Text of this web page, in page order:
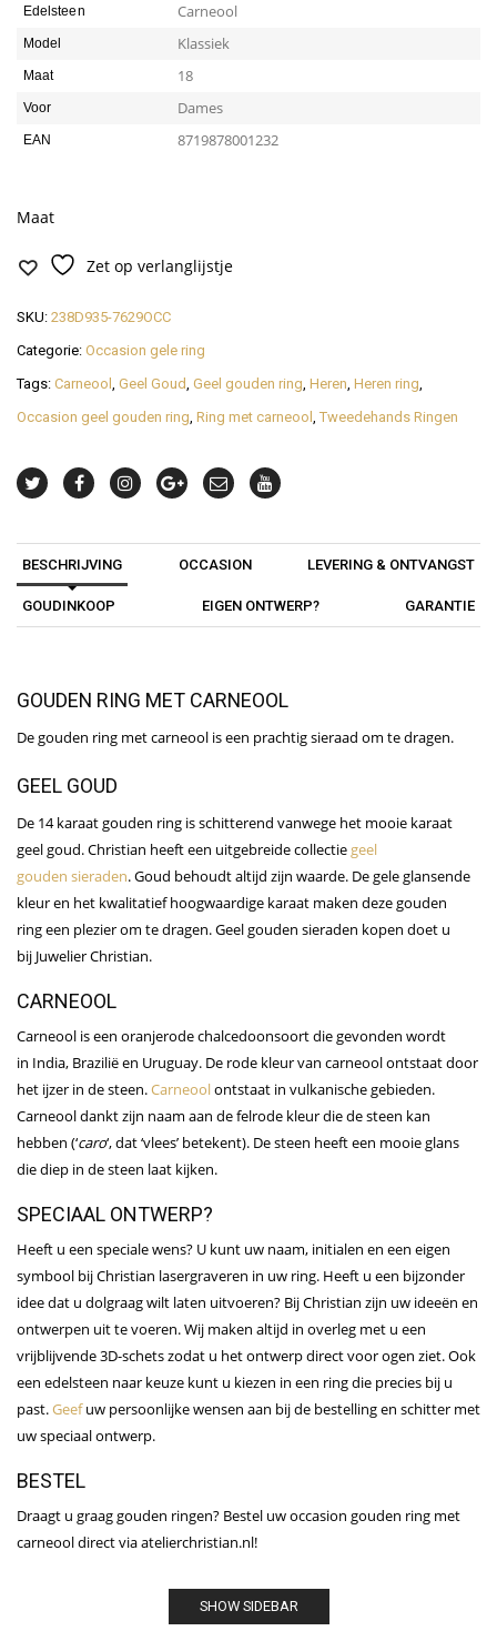
Edelsteen Carneool
Model Klassiek
Maat 18
Voor Dames
EAN 8719878001232
Maat
Zet op verlanglijstje
SKU: 238D935-7629OCC
Categorie: Occasion gele ring
Tags: Carneool , Geel Goud, Geel gouden ring, Heren, Heren ring,
Occasion geel gouden ring, Ring met carneool , Tweedehands Ringen
BESCHRIJVING OCCASION LEVERING & ONTVANGST
GOUDINKOOP EIGEN ONTWERP? GARANTIE
GOUDEN RING MET CARNEOOL
De gouden ring met carneool is een prachtig sieraad om te dragen.
GEEL GOUD
De 14 karaat gouden ring is schitterend vanwege het mooie karaat
geel goud. Christian heeft een uitgebreide collectie geel
gouden sieraden. Goud behoudt altijd zijn waarde. De gele glansende
kleur en het kwalitatief hoogwaardige karaat maken deze gouden
ring een plezier om te dragen. Geel gouden sieraden kopen doet u
bij Juwelier Christian.
CARNEOOL
Carneool is een oranjerode chalcedoonsoort die gevonden wordt
in India, Brazilië en Uruguay. De rode kleur van carneool ontstaat door
het ijzer in de steen.Carneoolontstaat in vulkanische gebieden.
Carneool dankt zijn naam aan de felrode kleur die de steen kan
hebben (‘caro‘, dat ‘vlees’ betekent). De steen heeft een mooie glans
die diep in de steen laat kijken.
SPECIAAL ONTWERP?
Heeft u een speciale wens? U kunt uw naam, initialen en een eigen
symbool bij Christian lasergraveren in uw ring. Heeft u een bijzonder
idee dat u dolgraag wilt laten uitvoeren? Bij Christian zijn uw ideeën en
ontwerpen uit te voeren. Wij maken altijd in overleg met u een
vrijblijvende 3D-schets zodat u het ontwerp direct voor ogen ziet. Ook
een edelsteen naar keuze kunt u kiezen in een ring die precies bij u
past.Geefuw persoonlijke wensen aan bij de bestelling en schitter met
uw speciaal ontwerp.
BESTEL
Draagt u graag gouden ringen? Bestel uw occasion gouden ring met
carneool direct via atelierchristian.nl!
SHOW SIDEBAR